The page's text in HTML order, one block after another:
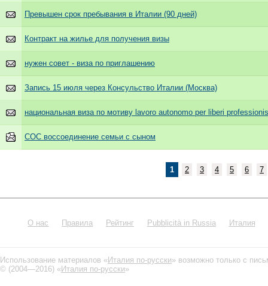
Превышен срок пребывания в Италии (90 дней)
Контракт на жилье для получения визы
нужен совет - виза по приглашению
Запись 15 июля через Консульство Италии (Москва)
национальная виза по мотиву lavoro autonomo per liberi
СОС воссоединение семьи с сыном
1 2 3 4 5 6 7
О нас Правила Рейтинг Pubblicità in Russia Италия
Использование материалов «Италия по-русски» возможно только с
© (2004—2016) «Италия по-русски»